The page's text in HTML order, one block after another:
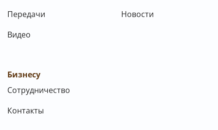
Передачи
Видео
Новости
Бизнесу
Сотрудничество
Контакты